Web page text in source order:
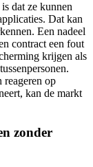
dat ze kunnen
Dat kan
Een nadeel
contract een fout
krijgen als
reageren op
kan de markt
zonder